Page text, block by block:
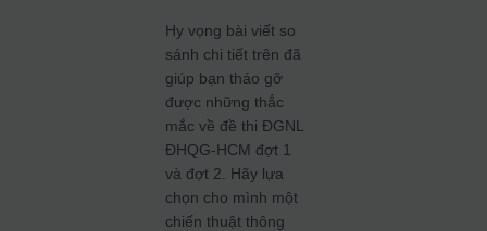
Hy vọng bài viết so
sánh chi tiết trên đã
giúp bạn tháo gỡ
được những thắc
mắc về đề thi ĐGNL
ĐHQG-HCM đợt 1
và đợt 2. Hãy lựa
chọn cho mình một
chiến thuật thông